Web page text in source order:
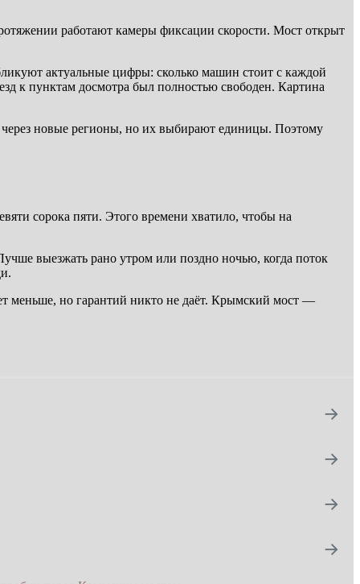
работают камеры фиксации скорости. Мост открыт
актуальные цифры: сколько машин стоит с каждой
к пунктам досмотра был полностью свободен. Картина
новые регионы, но их выбирают единицы. Поэтому
сорока пяти. Этого времени хватило, чтобы на
выезжать рано утром или поздно ночью, когда поток
меньше, но гарантий никто не даёт. Крымский мост —
→
→
→
→